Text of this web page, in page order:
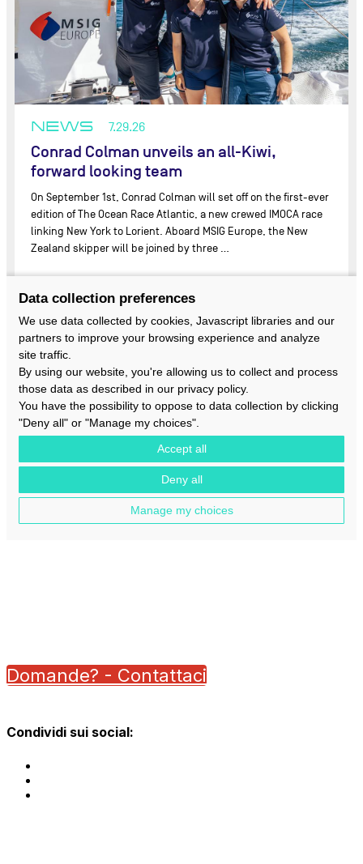
Domande? - Contattaci
Condividi sui social: